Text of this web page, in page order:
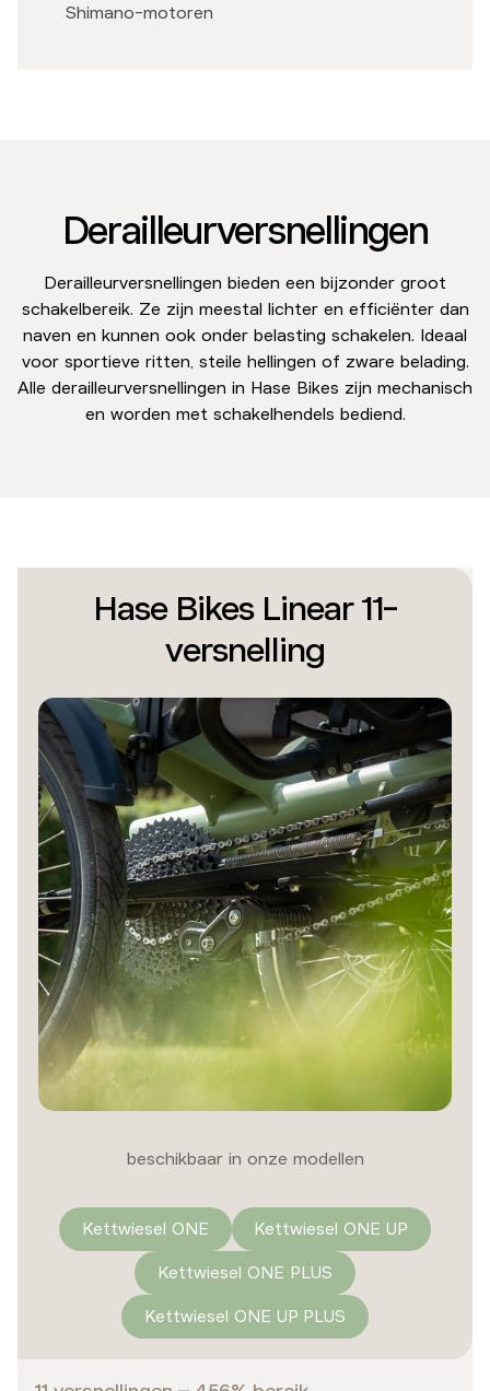
Shimano-motoren
Derailleurversnellingen
Derailleurversnellingen bieden een bijzonder groot
schakelbereik. Ze zijn meestal lichter en efficiënter dan
naven en kunnen ook onder belasting schakelen. Ideaal
voor sportieve ritten, steile hellingen of zware belading.
Alle derailleurversnellingen in Hase Bikes zijn mechanisch
en worden met schakelhendels bediend.
Hase Bikes Linear 11-
versnelling
beschikbaar in onze modellen
Kettwiesel ONE
Kettwiesel ONE UP
Kettwiesel ONE PLUS
Kettwiesel ONE UP PLUS